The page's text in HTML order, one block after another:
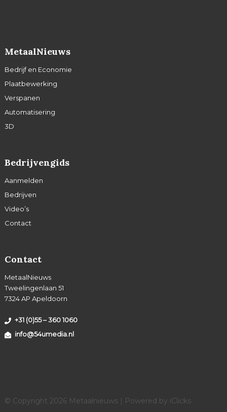
MetaalNieuws
Bedrijf en Economie
Plaatbewerking
Verspanen
Automatisering
3D
Bedrijvengids
Aanmelden
Bedrijven
Video’s
Contact
Contact
MetaalNieuws
Tweelingenlaan 51
7324 AP Apeldoorn
+31 (0)55 – 360 1060
info@54umedia.nl
© Copyright 2026 Metaalnieuws | Powered by iClicks